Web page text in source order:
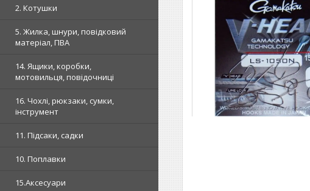
2. Котушки
5. Жилка, шнури, повідковий
матеріал, ПВА
14. Ящики, коробки,
мотовильця, повідочниці
16. Чохлі, рюкзаки, сумки,
інструмент
11. Підсаки, садки
10. Поплавки
15.Аксесуари